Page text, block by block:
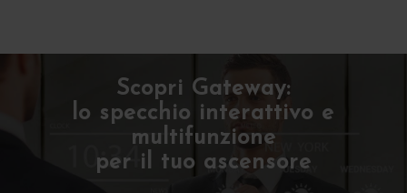
Scopri Gateway:
lo specchio interattivo e
multifunzione
per il tuo ascensore